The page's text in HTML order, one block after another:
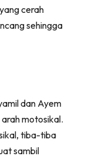
cerah
sehingga
dan Ayem
motosikal.
tiba-tiba
sambil